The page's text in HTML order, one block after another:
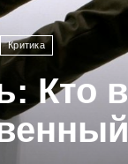
Критика
Кто